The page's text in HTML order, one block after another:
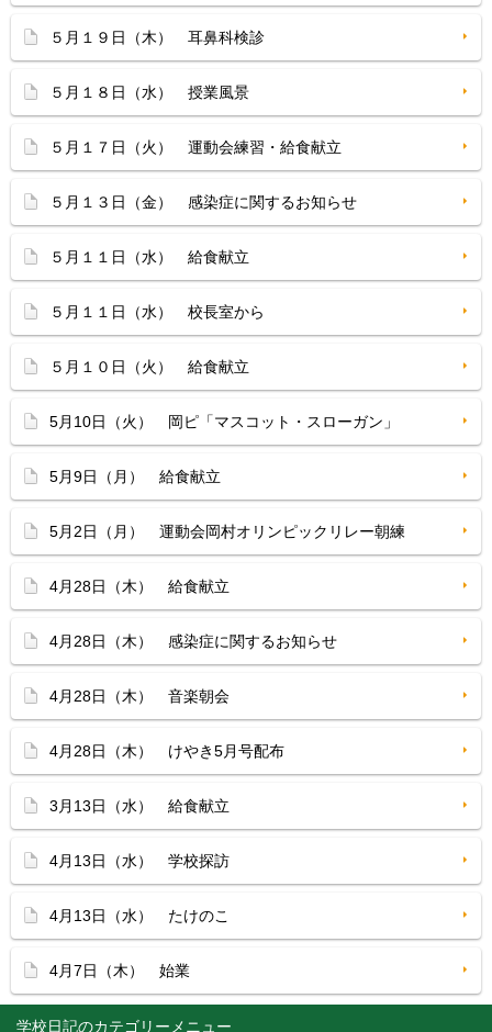
学校日記
５月１９日（木） 耳鼻科検診
５月１８日（水） 授業風景
５月１７日（火） 運動会練習・給食献立
５月１３日（金） 感染症に関するお知らせ
５月１１日（水） 給食献立
５月１１日（水） 校長室から
５月１０日（火） 給食献立
5月10日（火） 岡ピ「マスコット・スローガン」
5月9日（月） 給食献立
5月2日（月） 運動会岡村オリンピックリレー朝練
4月28日（木） 給食献立
4月28日（木） 感染症に関するお知らせ
4月28日（木） 音楽朝会
4月28日（木） けやき5月号配布
3月13日（水） 給食献立
4月13日（水） 学校探訪
4月13日（水） たけのこ
4月7日（木） 始業